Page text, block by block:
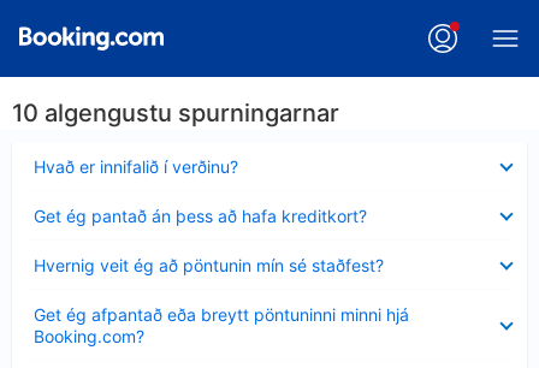
10 algengustu spurningarnar
Hvað er innifalið í verðinu?
sýnt
Get ég pantað án þess að hafa kreditkort?
sýnt
Hvernig veit ég að pöntunin mín sé staðfest?
sýnt
Get ég afpantað eða breytt pöntuninni minni hjá
Booking.com?
sýnt